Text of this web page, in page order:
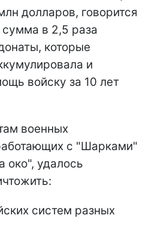
долларов, говорится
в 2,5 раза
которые
и
войску за 10 лет
военных
с "Шарками"
око", удалось
систем разных